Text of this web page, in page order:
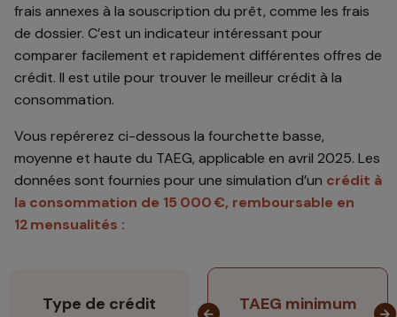
frais annexes à la souscription du prêt, comme les frais
de dossier. C’est un indicateur intéressant pour
comparer facilement et rapidement différentes offres de
crédit. Il est utile pour trouver le meilleur crédit à la
consommation.
Vous repérerez ci-dessous la fourchette basse,
moyenne et haute du TAEG, applicable en avril 2025. Les
données sont fournies pour une simulation d’un crédit à
la consommation de 15 000 €, remboursable en
12 mensualités :
Type de crédit TAEG minimum